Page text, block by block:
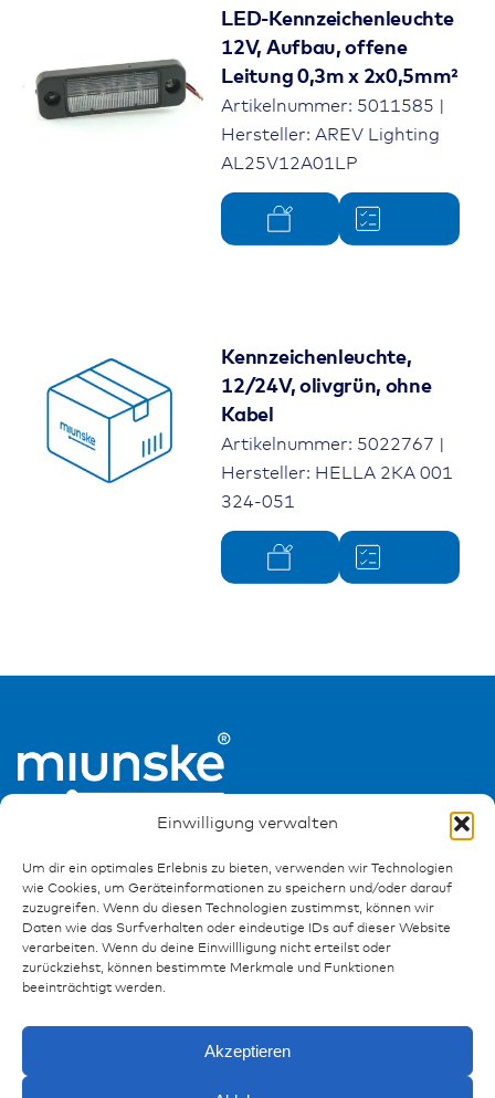
Einwilligung verwalten
Um dir ein optimales Erlebnis zu bieten, verwenden wir Technologien
wie Cookies, um Geräteinformationen zu speichern und/oder darauf
zuzugreifen. Wenn du diesen Technologien zustimmst, können wir
Daten wie das Surfverhalten oder eindeutige IDs auf dieser Website
verarbeiten. Wenn du deine Einwillligung nicht erteilst oder
zurückziehst, können bestimmte Merkmale und Funktionen
beeinträchtigt werden.
Akzeptieren
LED-Kennzeichenleuchte
12V, Aufbau, offene
Leitung 0,3m x 2x0,5mm²
Artikelnummer: 5011585 |
Hersteller: AREV Lighting
AL25V12A01LP
Kennzeichenleuchte,
12/24V, olivgrün, ohne
Kabel
Artikelnummer: 5022767 |
Hersteller: HELLA 2KA 001
324-051
Ressourcen
Publikationen
Downloads
Datenschutz